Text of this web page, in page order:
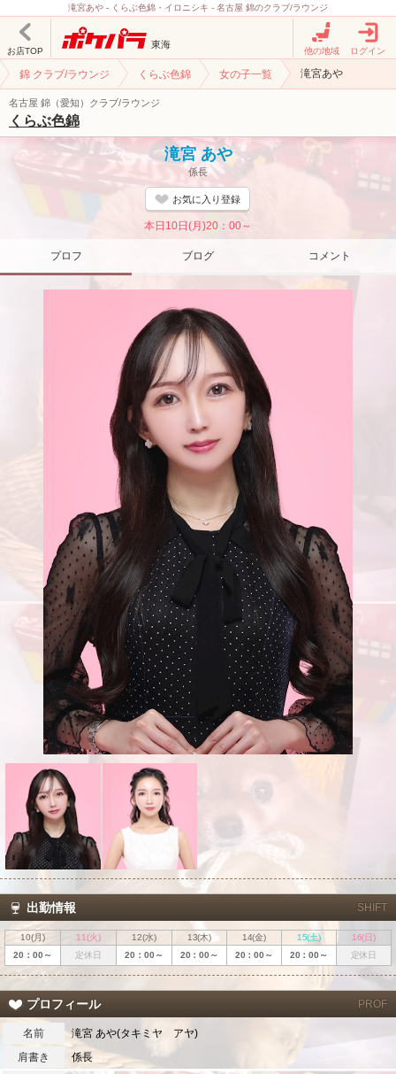
滝宮あや - くらぶ色錦・イロニシキ - 名古屋 錦のクラブ/ラウンジ
お店TOP
東海
他の地域 ログイン
錦 クラブ/ラウンジ くらぶ色錦 女の子一覧 滝宮あや
名古屋 錦（愛知）クラブ/ラウンジ
くらぶ色錦
滝宮 あや
係長
お気に入り登録
本日10日(月)20：00～
プロフ ブログ コメント
出勤情報 SHIFT
10(月) 11(火) 12(水) 13(木) 14(金) 15(土)
16(日)
20：00～
定休日 20：00～ 20：00～ 20：00～ 20：00～ 定休日
プロフィール PROF
名前
滝宮 あや(タキミヤ アヤ)
肩書き
係長